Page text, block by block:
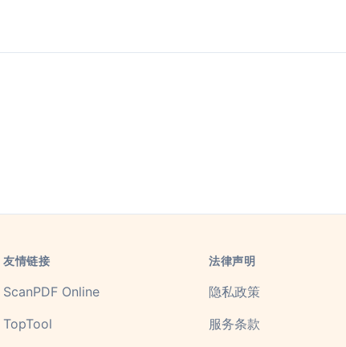
友情链接
ScanPDF Online
TopTool
法律声明
隐私政策
服务条款